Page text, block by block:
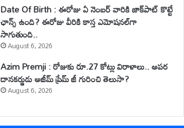
Date Of Birth : ఈరోజు ఏ నెంబర్ వారికి జాక్‌పాట్ కొట్టే
ఛాన్స్ ఉంది? ఈరోజు వీరికి కాస్త ఎమోషనల్‌గా
సాగుతుంది..
August 6, 2026
Azim Premji : రోజుకు రూ.27 కోట్లు విరాళాలు.. అపర
దానకర్ణుడు అజీమ్ ప్రేమ్ జీ గురించి తెలుసా?
August 6, 2026